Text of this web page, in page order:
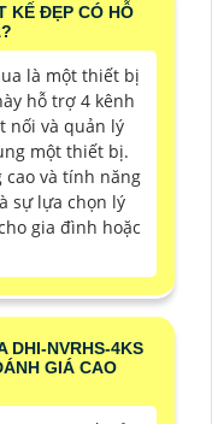
KẾ ĐẸP CÓ HỖ
là một thiết bị
hỗ trợ 4 kênh
nối và quản lý
một thiết bị.
và tính năng
sự lựa chọn lý
gia đình hoặc
DHI-NVRHS-4KS
GIÁ CAO